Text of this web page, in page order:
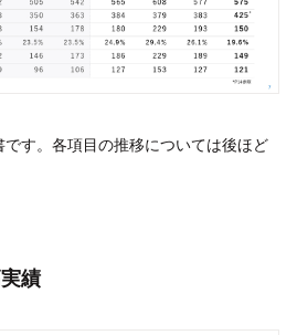
す。各項目の推移については後ほど
績